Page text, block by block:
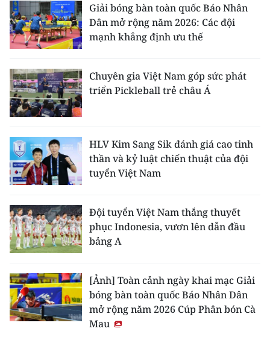
Giải bóng bàn toàn quốc Báo Nhân
Dân mở rộng năm 2026: Các đội
mạnh khẳng định ưu thế
Chuyên gia Việt Nam góp sức phát
triển Pickleball trẻ châu Á
HLV Kim Sang Sik đánh giá cao tinh
thần và kỷ luật chiến thuật của đội
tuyển Việt Nam
Đội tuyển Việt Nam thắng thuyết
phục Indonesia, vươn lên dẫn đầu
bảng A
[Ảnh] Toàn cảnh ngày khai mạc Giải
bóng bàn toàn quốc Báo Nhân Dân
mở rộng năm 2026 Cúp Phân bón Cà
Mau